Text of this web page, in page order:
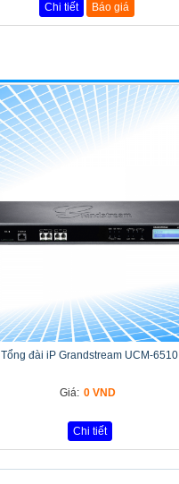
Chi tiết Báo giá
Tổng đài iP Grandstream UCM-6510
Giá: 0 VND
Chi tiết